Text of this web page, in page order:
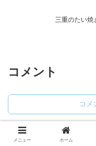
三重のたい焼
コメント
コメ
ホーム 登山とア
メニュー ホーム